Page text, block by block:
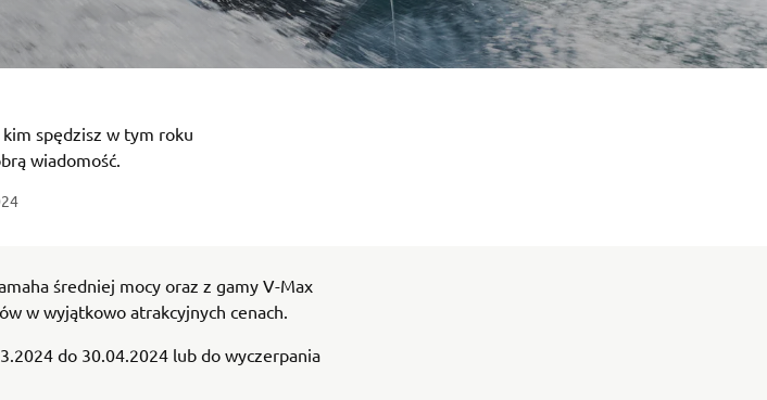
spędzisz w tym roku
wiadomość.
średniej mocy oraz z gamy V-Max
w wyjątkowo atrakcyjnych cenach.
do 30.04.2024 lub do wyczerpania